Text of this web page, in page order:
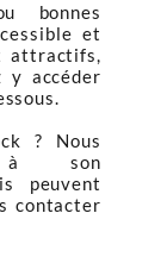
bonnes
et
attractifs,
y accéder
? Nous
à son
peuvent
contacter